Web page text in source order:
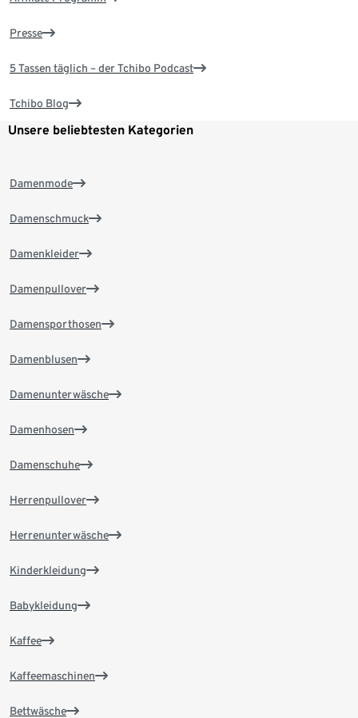
Presse
5 Tassen täglich – der Tchibo Podcast
Tchibo Blog
Unsere beliebtesten Kategorien
Damenmode
Damenschmuck
Damenkleider
Damenpullover
Damensporthosen
Damenblusen
Damenunterwäsche
Damenhosen
Damenschuhe
Herrenpullover
Herrenunterwäsche
Kinderkleidung
Babykleidung
Kaffee
Kaffeemaschinen
Bettwäsche